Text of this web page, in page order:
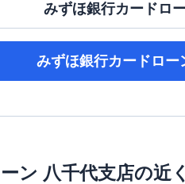
みずほ銀行カードロ
みずほ銀行カードロー
ン 八千代支店の近